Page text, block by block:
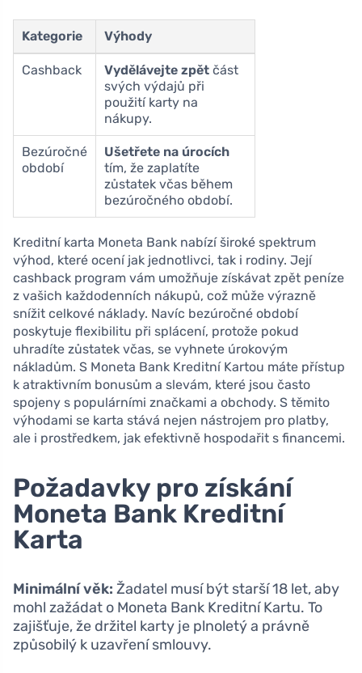
Kategorie Výhody
Cashback Vydělávejte zpět část
svých výdajů při
použití karty na
nákupy.
Bezúročné
období
Ušetřete na úrocích
tím, že zaplatíte
zůstatek včas během
bezúročného období.
Kreditní karta Moneta Bank nabízí široké spektrum
výhod, které ocení jak jednotlivci, tak i rodiny. Její
cashback program vám umožňuje získávat zpět peníze
z vašich každodenních nákupů, což může výrazně
snížit celkové náklady. Navíc bezúročné období
poskytuje flexibilitu při splácení, protože pokud
uhradíte zůstatek včas, se vyhnete úrokovým
nákladům. S Moneta Bank Kreditní Kartou máte přístup
k atraktivním bonusům a slevám, které jsou často
spojeny s populárními značkami a obchody. S těmito
výhodami se karta stává nejen nástrojem pro platby,
ale i prostředkem, jak efektivně hospodařit s financemi.
Požadavky pro získání
Moneta Bank Kreditní
Karta
Minimální věk: Žadatel musí být starší 18 let, aby
mohl zažádat o Moneta Bank Kreditní Kartu. To
zajišťuje, že držitel karty je plnoletý a právně
způsobilý k uzavření smlouvy.